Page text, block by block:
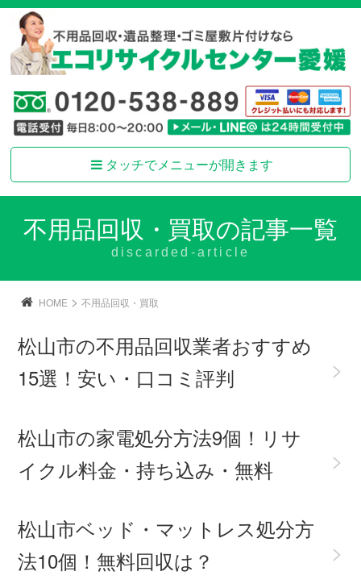
タッチでメニューが開きます
不用品回収・買取の記事一覧
discarded-article
HOME > 不用品回収・買取
松山市の不用品回収業者おすすめ
15選！安い・口コミ評判
>
松山市の家電処分方法9個！リサ
イクル料金・持ち込み・無料
>
松山市ベッド・マットレス処分方
法10個！無料回収は？
>